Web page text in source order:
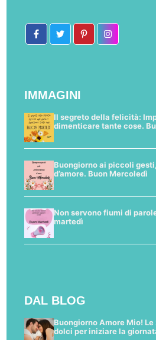
IMMAGINI
Il segreto della felicità:
dimenticare tante cose.
Buongiorno ai piccoli
d’amore. Buon Mercoledì
Non servono fiumi di
martedì
DAL BLOG
Buongiorno Amore Mio!
dolci per iniziare la